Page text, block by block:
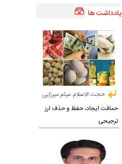
یادداشت ها
حجت الاسلام میثم میرزایی
حماقت ایجاد، حفظ و حذف ارز
ترجیحی